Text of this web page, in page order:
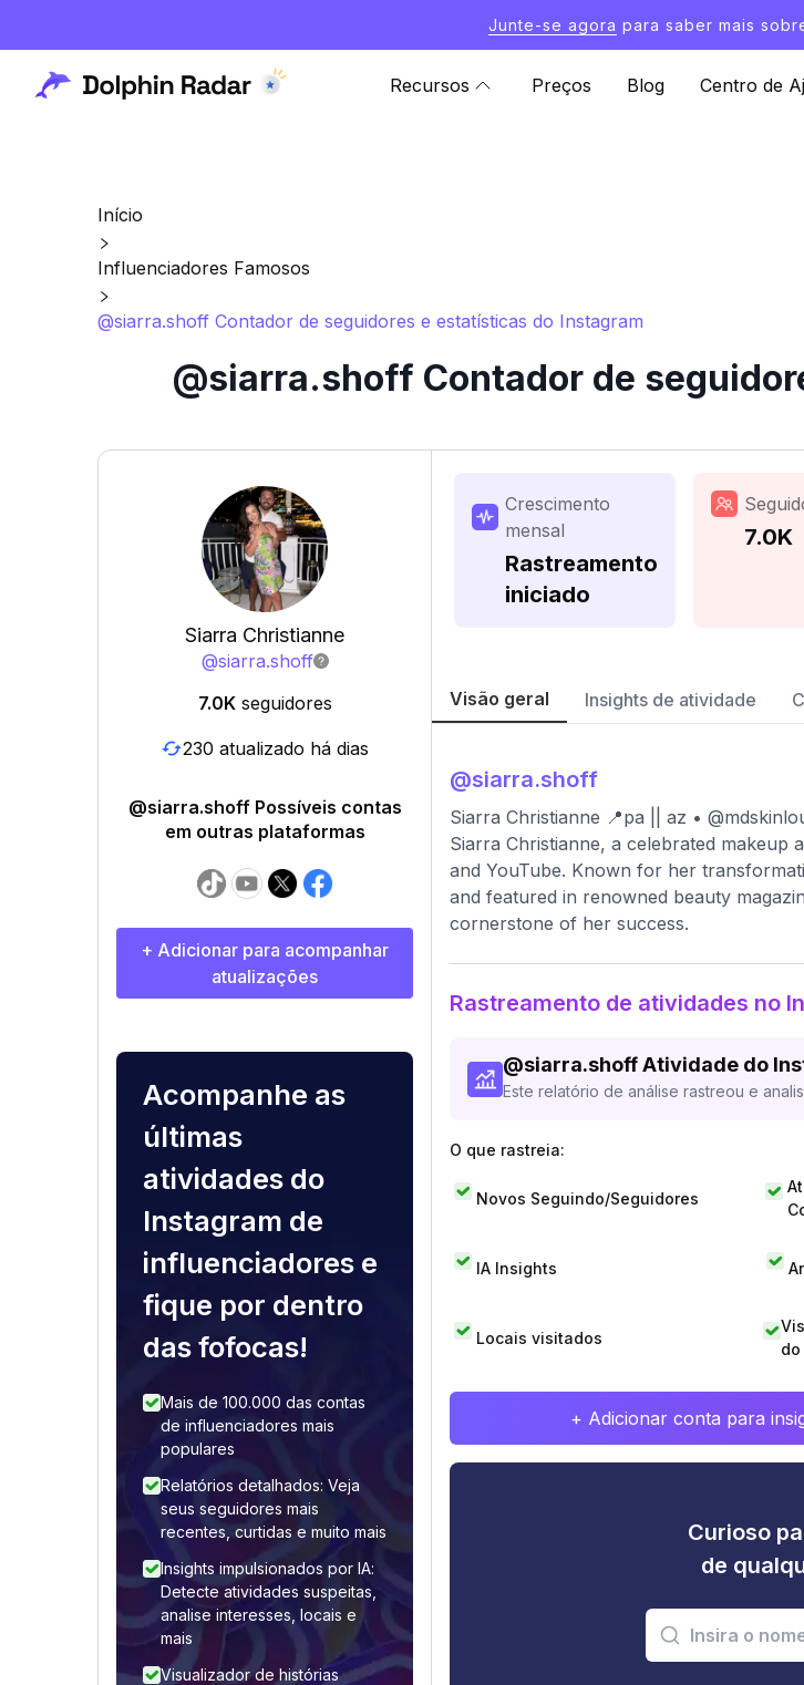
Junte-se agora para saber mais
Recursos Preços Blog Centro de
Início
Influenciadores Famosos
@siarra.shoff Contador de seguidores e estatísticas do Instagram
@siarra.shoff Contador de
Siarra Christianne
@siarra.shoff
7.0K seguidores
230 atualizado há dias
@siarra.shoff Possíveis contas
em outras plataformas
+ Adicionar para acompanhar
atualizações
Acompanhe as
últimas
atividades do
Instagram de
influenciadores e
fique por dentro
das fofocas!
Mais de 100.000 das contas
de influenciadores mais
populares
Relatórios detalhados: Veja
seus seguidores mais
recentes, curtidas e muito mais
Insights impulsionados por IA:
Detecte atividades suspeitas,
analise interesses, locais e
mais
Visualizador de histórias
Crescimento
mensal
Rastreamento
iniciado
7.0K
Visão geral Insights de atividade
@siarra.shoff
Siarra Christianne 📍pa || az •
Siarra Christianne, a celebrated makeup
and YouTube. Known for her
and featured in renowned beauty
cornerstone of her success.
Rastreamento de atividades no
@siarra.shoffAtividade do
Este relatório de análise rastreou e
O que rastreia:
Novos Seguindo/Seguidores
IA Insights
Locais visitados
+ Adicionar conta para
Curioso
de